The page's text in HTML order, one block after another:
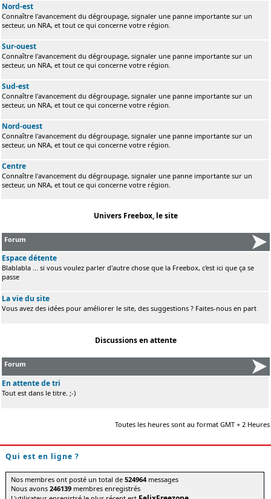
Nord-est
Connaître l'avancement du dégroupage, signaler une panne importante sur un
secteur, un NRA, et tout ce qui concerne votre région.
Sur-ouest
Connaître l'avancement du dégroupage, signaler une panne importante sur un
secteur, un NRA, et tout ce qui concerne votre région.
Sud-est
Connaître l'avancement du dégroupage, signaler une panne importante sur un
secteur, un NRA, et tout ce qui concerne votre région.
Nord-ouest
Connaître l'avancement du dégroupage, signaler une panne importante sur un
secteur, un NRA, et tout ce qui concerne votre région.
Centre
Connaître l'avancement du dégroupage, signaler une panne importante sur un
secteur, un NRA, et tout ce qui concerne votre région.
Univers Freebox, le site
Forum
Espace détente
Blablabla ... si vous voulez parler d'autre chose que la Freebox, c'est ici que ça se
passe
La vie du site
Vous avez des idées pour améliorer le site, des suggestions ? Faites-nous en part
Discussions en attente
Forum
En attente de tri
Tout est dans le titre. ;-)
Toutes les heures sont au format GMT + 2 Heures
Qui est en ligne ?
Nos membres ont posté un total de524964messages
Nous avons246139 membres enregistrés